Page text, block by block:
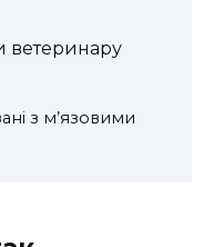
ветеринару
з м’язовими